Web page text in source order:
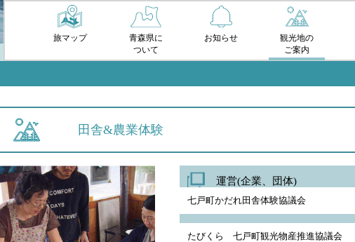
旅マップ
青森県に
ついて
お知らせ
観光地の
ご案内
田舎&農業体験
運営(企業、団体)
七戸町かだれ田舎体験協議会
たびくら 七戸町観光物産推進協議会